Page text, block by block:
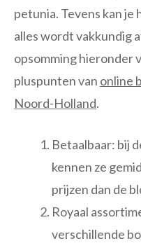
petunia. Tevens kan je
alles wordt vakkundig
opsomming hieronder
pluspunten van online
Noord-Holland.
Betaalbaar: bij
kennen ze
prijzen dan de
Royaal
verschillende